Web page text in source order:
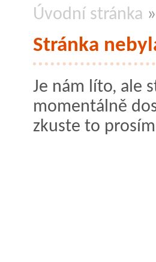
Úvodní stránka »
Stránka
Je nám líto, ale
momentálně
zkuste to